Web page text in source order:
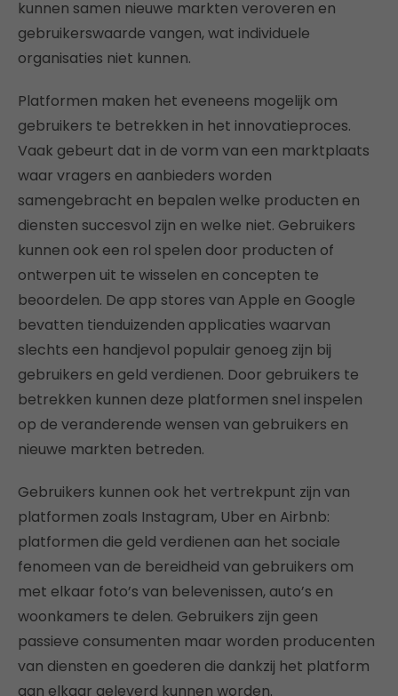
kunnen samen nieuwe markten veroveren en
gebruikerswaarde vangen, wat individuele
organisaties niet kunnen.
Platformen maken het eveneens mogelijk om
gebruikers te betrekken in het innovatieproces.
Vaak gebeurt dat in de vorm van een marktplaats
waar vragers en aanbieders worden
samengebracht en bepalen welke producten en
diensten succesvol zijn en welke niet. Gebruikers
kunnen ook een rol spelen door producten of
ontwerpen uit te wisselen en concepten te
beoordelen. De app stores van Apple en Google
bevatten tienduizenden applicaties waarvan
slechts een handjevol populair genoeg zijn bij
gebruikers en geld verdienen. Door gebruikers te
betrekken kunnen deze platformen snel inspelen
op de veranderende wensen van gebruikers en
nieuwe markten betreden.
Gebruikers kunnen ook het vertrekpunt zijn van
platformen zoals Instagram, Uber en Airbnb:
platformen die geld verdienen aan het sociale
fenomeen van de bereidheid van gebruikers om
met elkaar foto’s van belevenissen, auto’s en
woonkamers te delen. Gebruikers zijn geen
passieve consumenten maar worden producenten
van diensten en goederen die dankzij het platform
aan elkaar geleverd kunnen worden.